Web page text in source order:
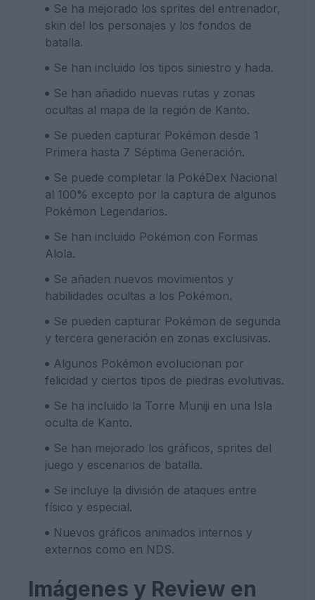
Se ha mejorado los sprites del entrenador,
skin del los personajes y los fondos de
batalla.
Se han incluido los tipos siniestro y hada.
Se han añadido nuevas rutas y zonas
ocultas al mapa de la región de Kanto.
Se pueden capturar Pokémon desde 1
Primera hasta 7 Séptima Generación.
Se puede completar la PokéDex Nacional
al 100% excepto por la captura de algunos
Pokémon Legendarios.
Se han incluido Pokémon con Formas
Alola.
Se añaden nuevos movimientos y
habilidades ocultas a los Pokémon.
Se pueden capturar Pokémon de segunda
y tercera generación en zonas exclusivas.
Algunos Pokémon evolucionan por
felicidad y ciertos tipos de piedras evolutivas.
Se ha incluido la Torre Muniji en una Isla
oculta de Kanto.
Se han mejorado los gráficos, sprites del
juego y escenarios de batalla.
Se incluye la división de ataques entre
físico y especial.
Nuevos gráficos animados internos y
externos como en NDS.
Imágenes y Review en